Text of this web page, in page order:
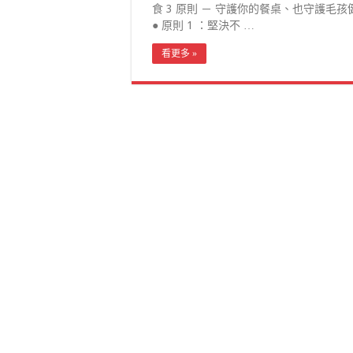
食 3 原則 － 守護你的餐桌、也守護毛孩
● 原則 1 ：堅決不 …
看更多 »